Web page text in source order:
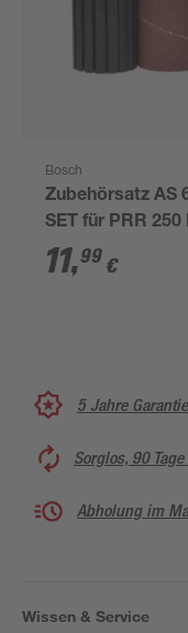
Bosch
Zubehörsatz AS
SET für PRR 250
11,99 €
5 Jahre
Sorglos, 90
Abholung im
Wissen & Service